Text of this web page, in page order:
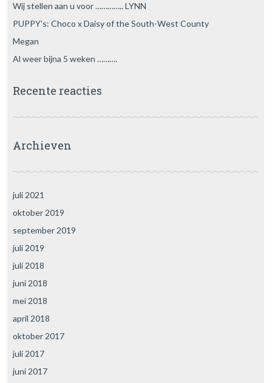
Wij stellen aan u voor ………….. LYNN
PUPPY’s: Choco x Daisy of the South-West County
Megan
Al weer bijna 5 weken ……….
Recente reacties
Archieven
juli 2021
oktober 2019
september 2019
juli 2019
juli 2018
juni 2018
mei 2018
april 2018
oktober 2017
juli 2017
juni 2017